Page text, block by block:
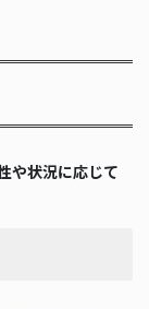
や状況に応じて